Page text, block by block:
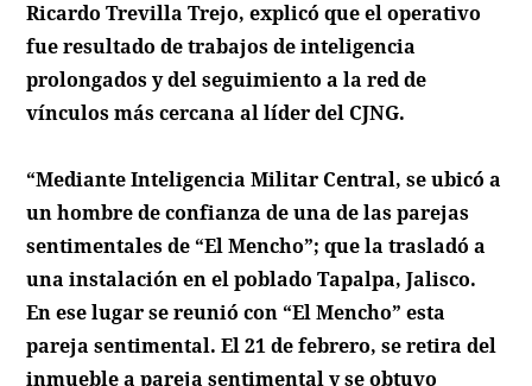
Ricardo Trevilla Trejo, explicó que el operativo
fue resultado de trabajos de inteligencia
prolongados y del seguimiento a la red de
vínculos más cercana al líder del CJNG.
“Mediante Inteligencia Militar Central, se ubicó a
un hombre de confianza de una de las parejas
sentimentales de “El Mencho”; que la trasladó a
una instalación en el poblado Tapalpa, Jalisco.
En ese lugar se reunió con “El Mencho” esta
pareja sentimental. El 21 de febrero, se retira del
inmueble a pareja sentimental y se obtuvo